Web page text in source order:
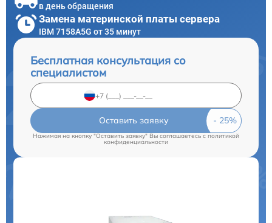
в день обращения
Замена материнской платы сервера
IBM 7158A5G от 35 минут
Бесплатная консультация со
специалистом
Оставить заявку
Нажимая на кнопку "Оставить заявку" Вы соглашаетесь c политикой
конфиденциальности